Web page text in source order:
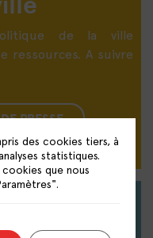
de la ville
ressources. A suivre
PRESSE
des cookies tiers, à
statistiques.
cookies que nous